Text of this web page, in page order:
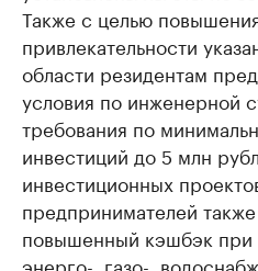
Также с целью
привлекательности
области резидентам
условия по инженерной
требования по
инвестиций до 5 млн
инвестиционных
предпринимателей
повышенный кэшбэк при
энерго-, газо-,